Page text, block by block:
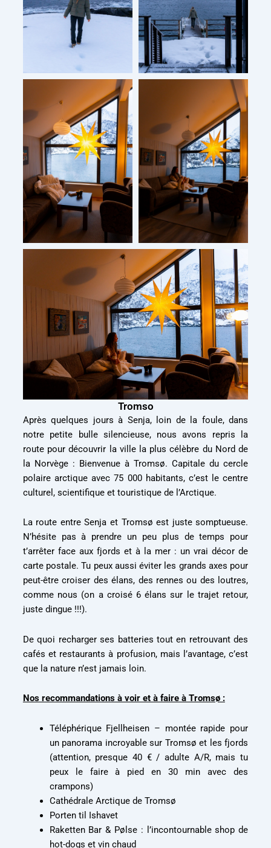
Tromso
Après quelques jours à Senja, loin de la foule, dans
notre petite bulle silencieuse, nous avons repris la
route pour découvrir la ville la plus célèbre du Nord de
la Norvège : Bienvenue à Tromsø. Capitale du cercle
polaire arctique avec 75 000 habitants, c’est le centre
culturel, scientifique et touristique de l’Arctique.
La route entre Senja et Tromsø est juste somptueuse.
N’hésite pas à prendre un peu plus de temps pour
t’arrêter face aux fjords et à la mer : un vrai décor de
carte postale. Tu peux aussi éviter les grands axes pour
peut-être croiser des élans, des rennes ou des loutres,
comme nous (on a croisé 6 élans sur le trajet retour,
juste dingue !!!).
De quoi recharger ses batteries tout en retrouvant des
cafés et restaurants à profusion, mais l’avantage, c’est
que la nature n’est jamais loin.
Nos recommandations à voir et à faire à Tromsø :
Téléphérique Fjellheisen – montée rapide pour
un panorama incroyable sur Tromsø et les fjords
(attention, presque 40 € / adulte A/R, mais tu
peux le faire à pied en 30 min avec des
crampons)
Cathédrale Arctique de Tromsø
Porten til Ishavet
Raketten Bar & Pølse : l’incontournable shop de
hot-dogs et vin chaud
Nous utilisons des cookies pour vous garantir la meilleure
expérience sur notre site web. Si vous continuez à utiliser ce
site, nous supposerons que vous en êtes satisfait.
Ok